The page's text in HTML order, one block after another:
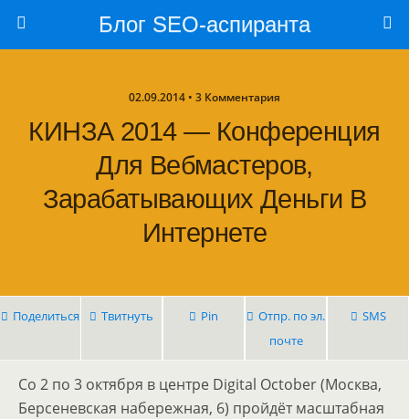
Блог SEO-аспиранта
02.09.2014 • 3 Комментария
КИНЗА 2014 — Конференция
Для Вебмастеров,
Зарабатывающих Деньги В
Интернете
Поделиться Твитнуть Pin
Отпр. по эл.
почте
SMS
Со 2 по 3 октября в центре Digital October (Москва,
Берсеневская набережная, 6) пройдёт масштабная